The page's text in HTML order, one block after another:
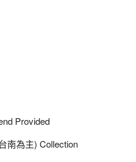
Provided
南為主) Collection